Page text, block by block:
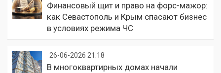
Финансовый щит и право на форс-мажор:
как Севастополь и Крым спасают бизнес
в условиях режима ЧС
26-06-2026 21:18
В многоквартирных домах начали